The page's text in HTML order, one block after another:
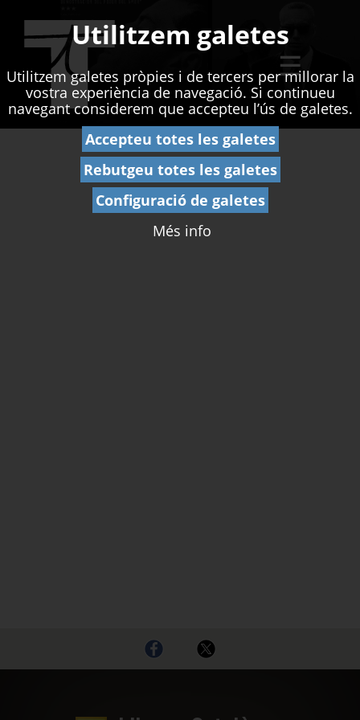
☰
Utilitzem galetes
Utilitzem galetes pròpies i de tercers per millorar la
vostra experiència de navegació. Si continueu
navegant considerem que accepteu l’ús de galetes.
Accepteu totes les galetes
Rebutgeu totes les galetes
Configuració de galetes
Més info